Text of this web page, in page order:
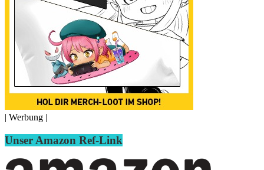
| Werbung |
Unser Amazon Ref-Link